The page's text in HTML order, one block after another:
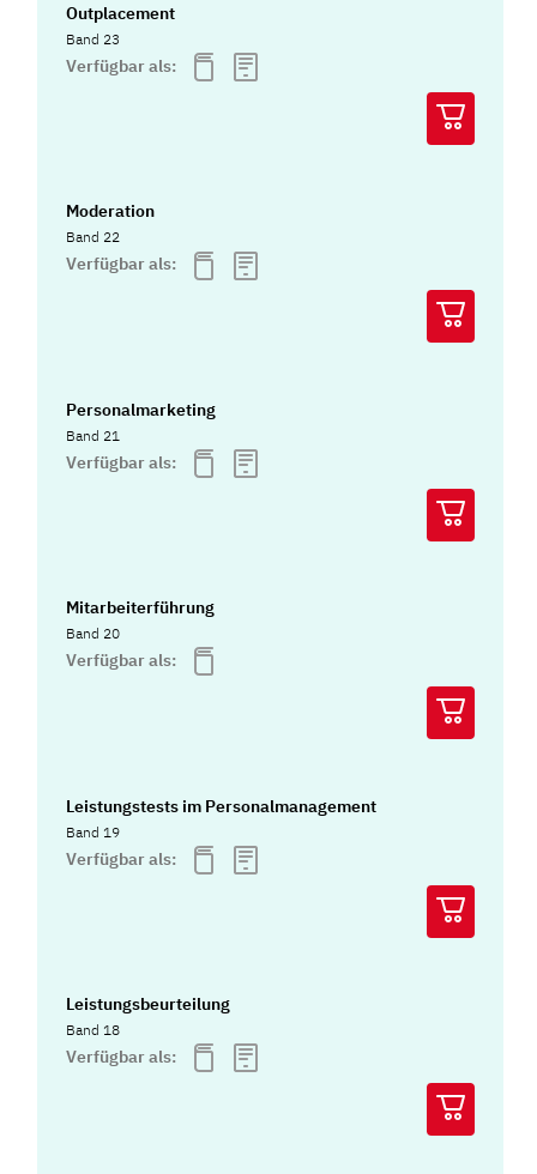
Outplacement
Band 23
Verfügbar als:
Moderation
Band 22
Verfügbar als:
Personalmarketing
Band 21
Verfügbar als:
Mitarbeiterführung
Band 20
Verfügbar als:
Leistungstests im Personalmanagement
Band 19
Verfügbar als:
Leistungsbeurteilung
Band 18
Verfügbar als: